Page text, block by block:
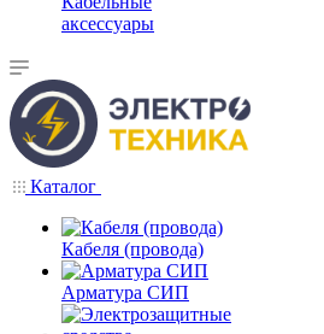
аксессуары
Каталог
Кабеля (провода)
Арматура СИП